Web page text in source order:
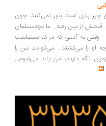
چیز بدی است باور نمی‌کنند، چون
از بین رفته... ما بچه‌مسلمان
وقتی به آدمی که در کار سینماست
او را می‌کشند... می‌توانند من را
نگه دارند، من بلند می‌شوم...